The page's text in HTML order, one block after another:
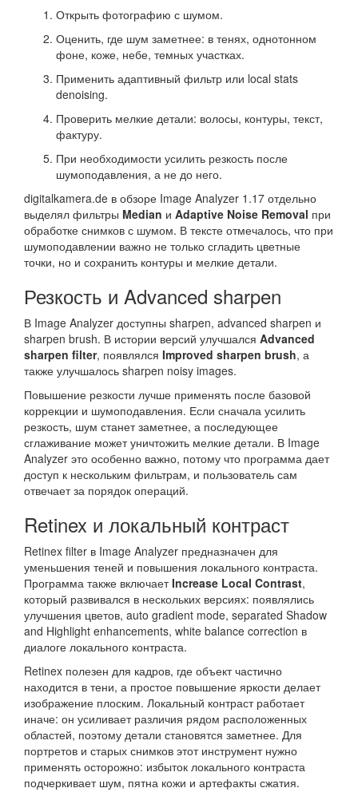
Открыть фотографию с шумом.
Оценить, где шум заметнее: в тенях, однотонном
фоне, коже, небе, темных участках.
Применить адаптивный фильтр или local stats
denoising.
Проверить мелкие детали: волосы, контуры, текст,
фактуру.
При необходимости усилить резкость после
шумоподавления, а не до него.
digitalkamera.de в обзоре Image Analyzer 1.17 отдельно
выделял фильтры Median и Adaptive Noise Removal при
обработке снимков с шумом. В тексте отмечалось, что при
шумоподавлении важно не только сгладить цветные
точки, но и сохранить контуры и мелкие детали.
Резкость и Advanced sharpen
В Image Analyzer доступны sharpen, advanced sharpen и
sharpen brush. В истории версий улучшался Advanced
sharpen filter, появлялся Improved sharpen brush, а
также улучшалось sharpen noisy images.
Повышение резкости лучше применять после базовой
коррекции и шумоподавления. Если сначала усилить
резкость, шум станет заметнее, а последующее
сглаживание может уничтожить мелкие детали. В Image
Analyzer это особенно важно, потому что программа дает
доступ к нескольким фильтрам, и пользователь сам
отвечает за порядок операций.
Retinex и локальный контраст
Retinex filter в Image Analyzer предназначен для
уменьшения теней и повышения локального контраста.
Программа также включаетIncrease Local Contrast,
который развивался в нескольких версиях: появлялись
улучшения цветов, auto gradient mode, separated Shadow
and Highlight enhancements, white balance correction в
диалоге локального контраста.
Retinex полезен для кадров, где объект частично
находится в тени, а простое повышение яркости делает
изображение плоским. Локальный контраст работает
иначе: он усиливает различия рядом расположенных
областей, поэтому детали становятся заметнее. Для
портретов и старых снимков этот инструмент нужно
применять осторожно: избыток локального контраста
подчеркивает шум, пятна кожи и артефакты сжатия.